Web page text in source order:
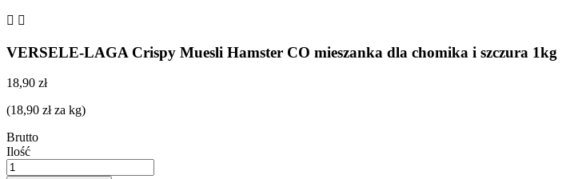
 
VERSELE-LAGA Crispy Muesli Hamster CO mieszanka dla chomika i szczura 1kg
18,90 zł
(18,90 zł za kg)
Brutto
Ilość